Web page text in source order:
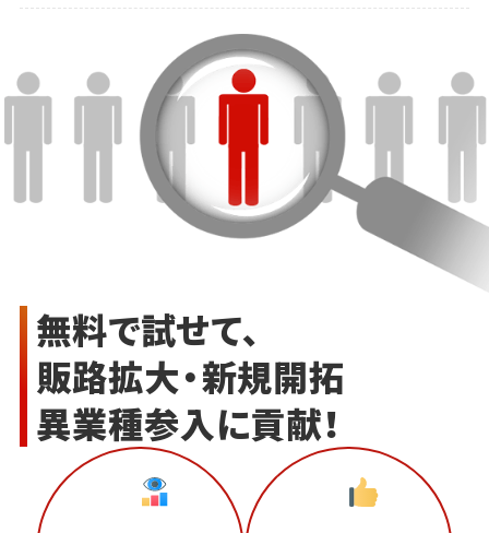
無料で試せて、
販路拡大・新規開拓
異業種参入に貢献！